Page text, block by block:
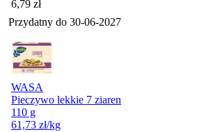
Cena
6,79 zł
Przydatny do 30-06-2027
WASA
Pieczywo lekkie 7 ziaren
110 g
61,73 zł/kg